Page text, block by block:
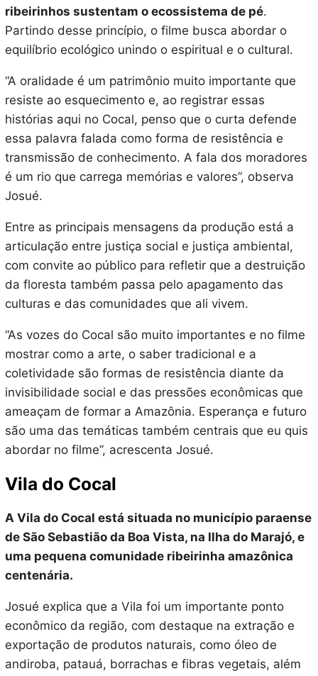
ribeirinhos sustentam o ecossistema de pé.
Partindo desse princípio, o filme busca abordar o
equilíbrio ecológico unindo o espiritual e o cultural.
“A oralidade é um patrimônio muito importante que
resiste ao esquecimento e, ao registrar essas
histórias aqui no Cocal, penso que o curta defende
essa palavra falada como forma de resistência e
transmissão de conhecimento. A fala dos moradores
é um rio que carrega memórias e valores”, observa
Josué.
Entre as principais mensagens da produção está a
articulação entre justiça social e justiça ambiental,
com convite ao público para refletir que a destruição
da floresta também passa pelo apagamento das
culturas e das comunidades que ali vivem.
“As vozes do Cocal são muito importantes e no filme
mostrar como a arte, o saber tradicional e a
coletividade são formas de resistência diante da
invisibilidade social e das pressões econômicas que
ameaçam de formar a Amazônia. Esperança e futuro
são uma das temáticas também centrais que eu quis
abordar no filme”, acrescenta Josué.
Vila do Cocal
A Vila do Cocal está situada no município paraense
de São Sebastião da Boa Vista, na Ilha do Marajó, e
uma pequena comunidade ribeirinha amazônica
centenária.
Josué explica que a Vila foi um importante ponto
econômico da região, com destaque na extração e
exportação de produtos naturais, como óleo de
andiroba, patauá, borrachas e fibras vegetais, além